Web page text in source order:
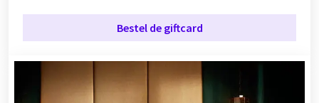
Bestel de giftcard